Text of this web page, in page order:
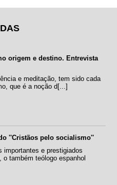
origem e destino. Entrevista
e meditação, tem sido cada
que é a noção d[...]
''Cristãos pelo socialismo''
importantes e prestigiados
também teólogo espanhol